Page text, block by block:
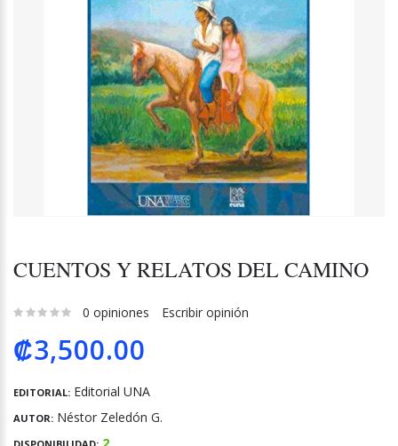
CUENTOS Y RELATOS DEL CAMINO
0 opiniones Escribir opinión
₡3,500.00
EDITORIAL: Editorial UNA
AUTOR: Néstor Zeledón G.